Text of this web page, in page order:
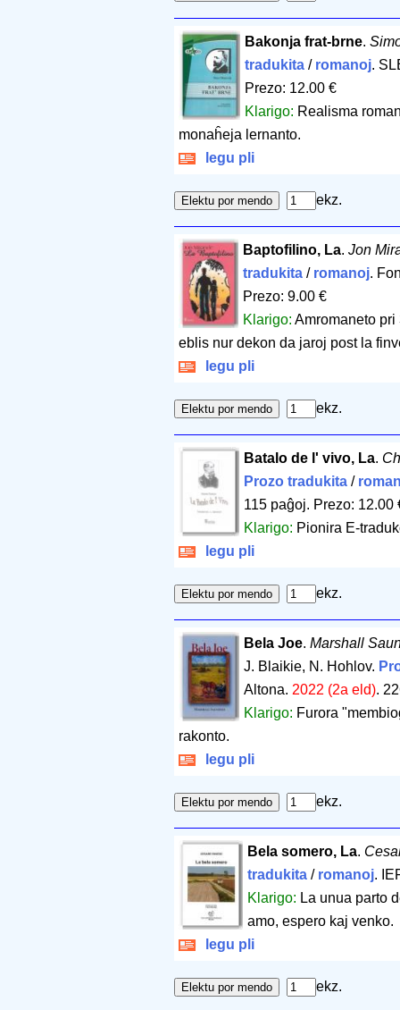
Bakonja frat-brne.
tradukita / romanoj.
Prezo: 12.00 €
Klarigo: Realisma
monaĥeja lernanto.
legu pli
ekz.
Baptofilino, La.Jon
tradukita / romanoj.
Prezo: 9.00 €
Klarigo:Amromaneto
eblis nur dekon da jaroj post la
legu pli
ekz.
Batalo de l' vivo, La.
Prozo tradukita /
115 paĝoj. Prezo: 12.00
Klarigo: Pionira E-
legu pli
ekz.
Bela Joe.Marshall
J. Blaikie, N. Hohlov.
Altona. 2022 (2a eld).
Klarigo: Furora
rakonto.
legu pli
ekz.
Bela somero, La.
tradukita/ romanoj.
Klarigo: La unua parto
amo, espero kaj venko.
legu pli
ekz.